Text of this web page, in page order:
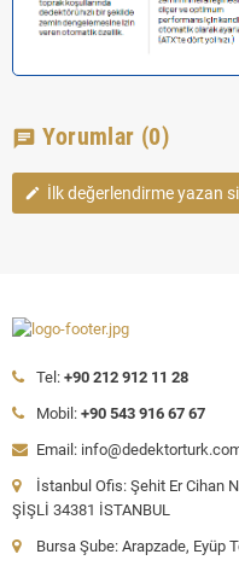
chat Yorumlar (0)
edit İlk değerlendirme yazan
Tel: +90 212 912 11 28
Mobil: +90 543 916 67 67
Email:
İstanbul Ofis: Şehit Er Cihan
ŞİŞLİ 34381 İSTANBUL
Bursa Şube: Arapzade, Eyüp